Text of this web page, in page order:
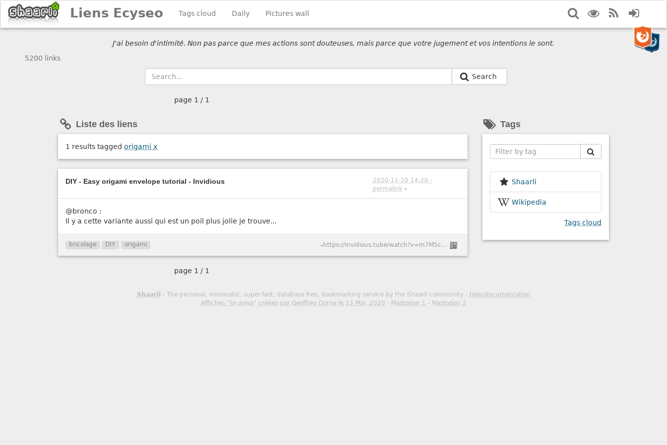
Liens Ecyseo Tags cloud Daily Pictures wall SearchDisplay
RSS
J'ai besoin d'intimité. Non pas parce que mes actions sont douteuses, mais parce que votre jugement et vos intentions le sont.
5200 links
Search
page 1 / 1
Liste des liens
1 results tagged origami x
DIY - Easy origami envelope tutorial - Invidious
2020-11-20 14:20 -
permalink-
@bronco :
Il y a cette variante aussi qui est un poil plus jolie je trouve...
bricolage DIY origami - https://invidious.tube/watch?v=m7M5ckiUXbM&autoplay=0&continue=0&dark_mode=true&hl=fr&listen=0&local=1&loop=0&nojs=0&player_style=youtube&quality=dash&thin_mode=false&ckattempt=1
page 1 / 1
Tags
Shaarli
Wikipedia
Tags cloud
Shaarli - The personal, minimalist, super-fast, database free, bookmarking service by the Shaarli community - Help/documentation
Affiches "loi aviva" créées par Geoffrey Dorne le 13 Mai, 2020 - Mastodon 1 - Mastodon 2